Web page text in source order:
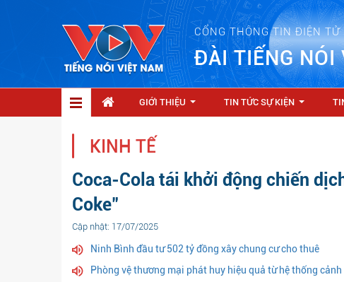
CỔNG THÔNG TIN ĐIỆN TỬ
ĐÀI TIẾNG NÓI
GIỚI THIỆU TIN TỨC SỰ KIỆN
KINH TẾ
Coca-Cola tái khởi động chiến
Coke"
Cập nhật: 17/07/2025
Ninh Bình đầu tư 502 tỷ đồng xây chung cư cho thuê
Phòng vệ thương mại phát huy hiệu quả từ hệ thống